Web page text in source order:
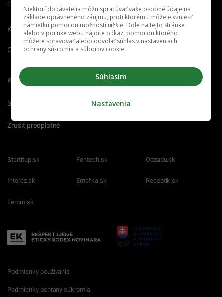
Člen združenia IAB Slovakia
Kontakt Inzercia Cenník
O nás Redakcia
chybu
Kariéra
Spravovať notifikácie
Zrušiť predplatné
Startitup.sk Fontech.sk Odzadu.sk
Interez.sk Emefka.sk Receptik.sk
Femm.sk
Podmienky používania
Podmienky ochrany súkromia
Niektorí dodávatelia môžu spracúvať vaše osobné údaje na
základe oprávneného záujmu, proti ktorému môžete vzniesť
námietku pomocou možností nižšie. Dole na tejto stránke
alebo v ponuke webu nájdite odkaz, pomocou ktorého
môžete spravovať alebo odvolať súhlas v nastaveniach
ochrany súkromia a súborov cookie.
Súhlasím
Nastavenia